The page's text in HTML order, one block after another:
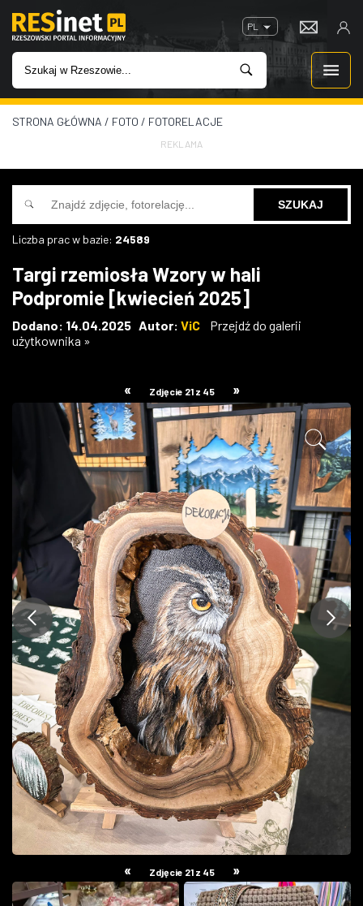
PL
WIADOMOŚCI
INWESTYCJE
IMPREZY
W KINACH
GASTRONOMIA
W RZESZOWIE
STRONA GŁÓWNA / FOTO / FOTORELACJE
REKLAMA
Liczba prac w bazie: 24589
Targi rzemiosła Wzory w hali
Podpromie [kwiecień 2025]
Dodano: 14.04.2025 Autor: ViC
Przejdź do galerii
użytkownika »
« Zdjęcie 21 z 45 »
« Zdjęcie 21 z 45 »